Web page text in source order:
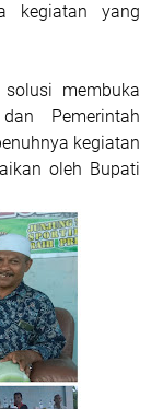
kegiatan yang
membuka
Pemerintah
kegiatan
oleh Bupati